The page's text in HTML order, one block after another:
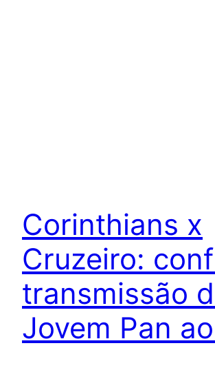
Corinthians x
Cruzeiro:
transmissão
Jovem Pan